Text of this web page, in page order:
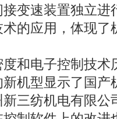
变速装置独立进
的应用，体现了
电子控制技术
机型显示了国产
三纺机电有限公